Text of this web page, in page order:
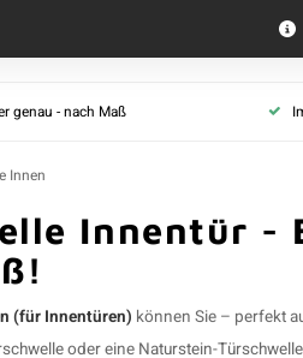
genau - nach Maß
Innen
Innentür -
(für Innentüren) können Sie – perfekt
oder eine Naturstein-Türschwelle